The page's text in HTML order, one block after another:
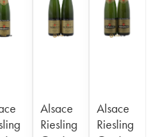
Alsace
Riesling
Alsace
Riesling